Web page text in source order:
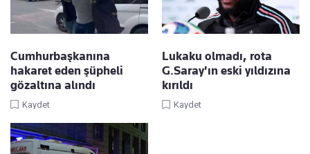
Cumhurbaşkanına
hakaret eden şüpheli
gözaltına alındı
Kaydet
Lukaku olmadı, rota
G.Saray'ın eski yıldızına
kırıldı
Kaydet